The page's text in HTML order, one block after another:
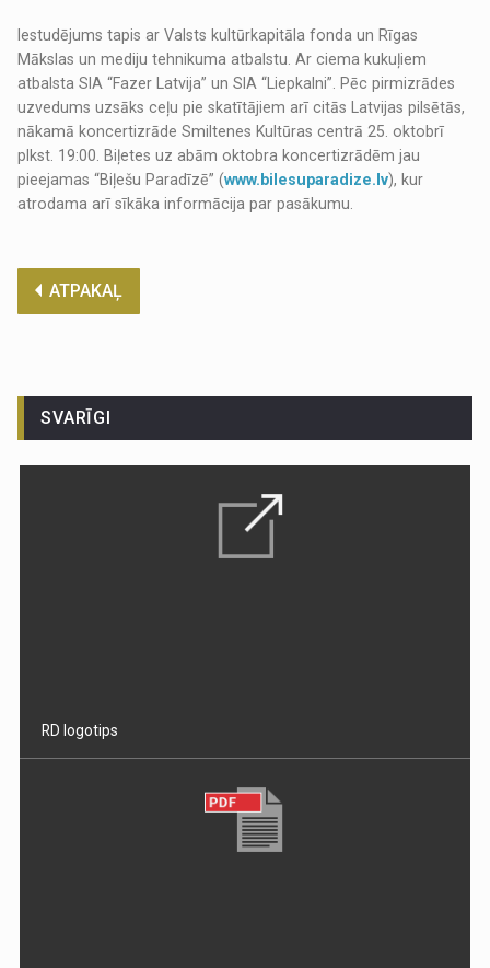
Iestudējums tapis ar Valsts kultūrkapitāla fonda un Rīgas
Mākslas un mediju tehnikuma atbalstu. Ar ciema kukuļiem
atbalsta SIA “Fazer Latvija” un SIA “Liepkalni”. Pēc pirmizrādes
uzvedums uzsāks ceļu pie skatītājiem arī citās Latvijas pilsētās,
nākamā koncertizrāde Smiltenes Kultūras centrā 25. oktobrī
plkst. 19:00. Biļetes uz abām oktobra koncertizrādēm jau
pieejamas “Biļešu Paradīzē” (www.bilesuparadize.lv), kur
atrodama arī sīkāka informācija par pasākumu.
ATPAKAĻ
SVARĪGI
RD logotips